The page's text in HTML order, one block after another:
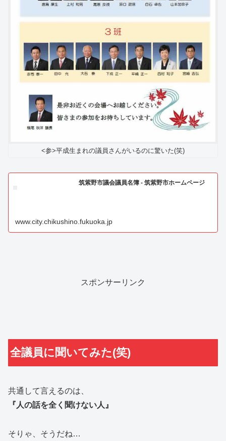
<参>平成生まれの議員さんがいるのに驚いた(笑)
筑紫野市議会議員名簿 - 筑紫野市ホームページ
www.city.chikushino.fukuoka.jp
スポンサーリンク
全議員に聞いてみた(笑)
共通して言えるのは、
『人の話を全く聞けない人』
そりゃ、そうだね…